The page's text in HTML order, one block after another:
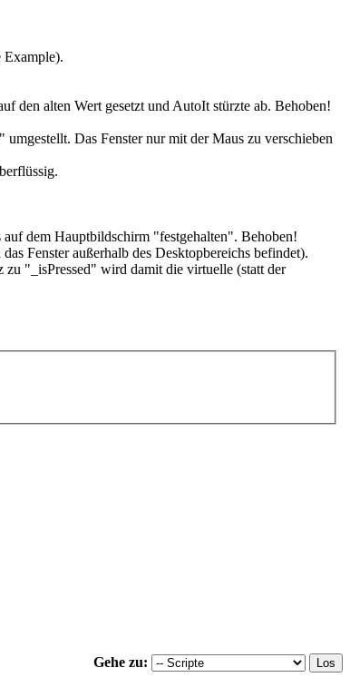
den alten Wert gesetzt und AutoIt stürzte ab. Behoben!
Das Fenster nur mit der Maus zu verschieben
dem Hauptbildschirm "festgehalten". Behoben!
Fenster außerhalb des Desktopbereichs befindet).
"_isPressed" wird damit die virtuelle (statt der
Gehe zu: